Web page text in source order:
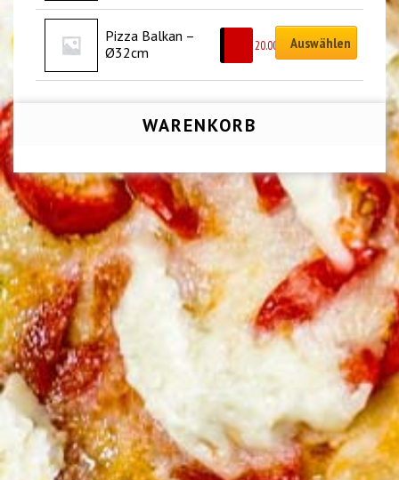
Pizza Balkan –
Ø32cm
20.00 Auswählen
WARENKORB